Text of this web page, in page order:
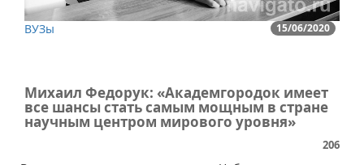
15/06/2020
ВУЗы
Михаил Федорук: «Академгородок имеет
все шансы стать самым мощным в стране
научным центром мирового уровня»
206